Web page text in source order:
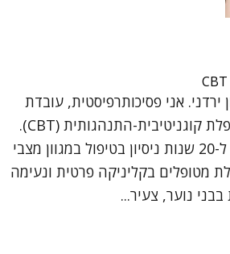
אני פסיכותרפיסטית, עובדת
סוציאלית קלינית ומטפלת קוגניטיבית-התנהגותית (CBT).
אני מביאה איתי קרוב ל-20 שנות ניסיון בטיפול במגוון מצבי
מטופלים בקליניקה פרטית ונעימה
נוער, צעיר...